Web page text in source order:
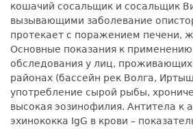
кошачий сосальщик и сосальщик
вызывающими заболевание
протекает с поражением печени,
Основные показания к
обследования у лиц,
районах (бассейн рек Волга,
употребление сырой рыбы,
высокая эозинофилия. Антитела к
эхинококка IgG в крови –